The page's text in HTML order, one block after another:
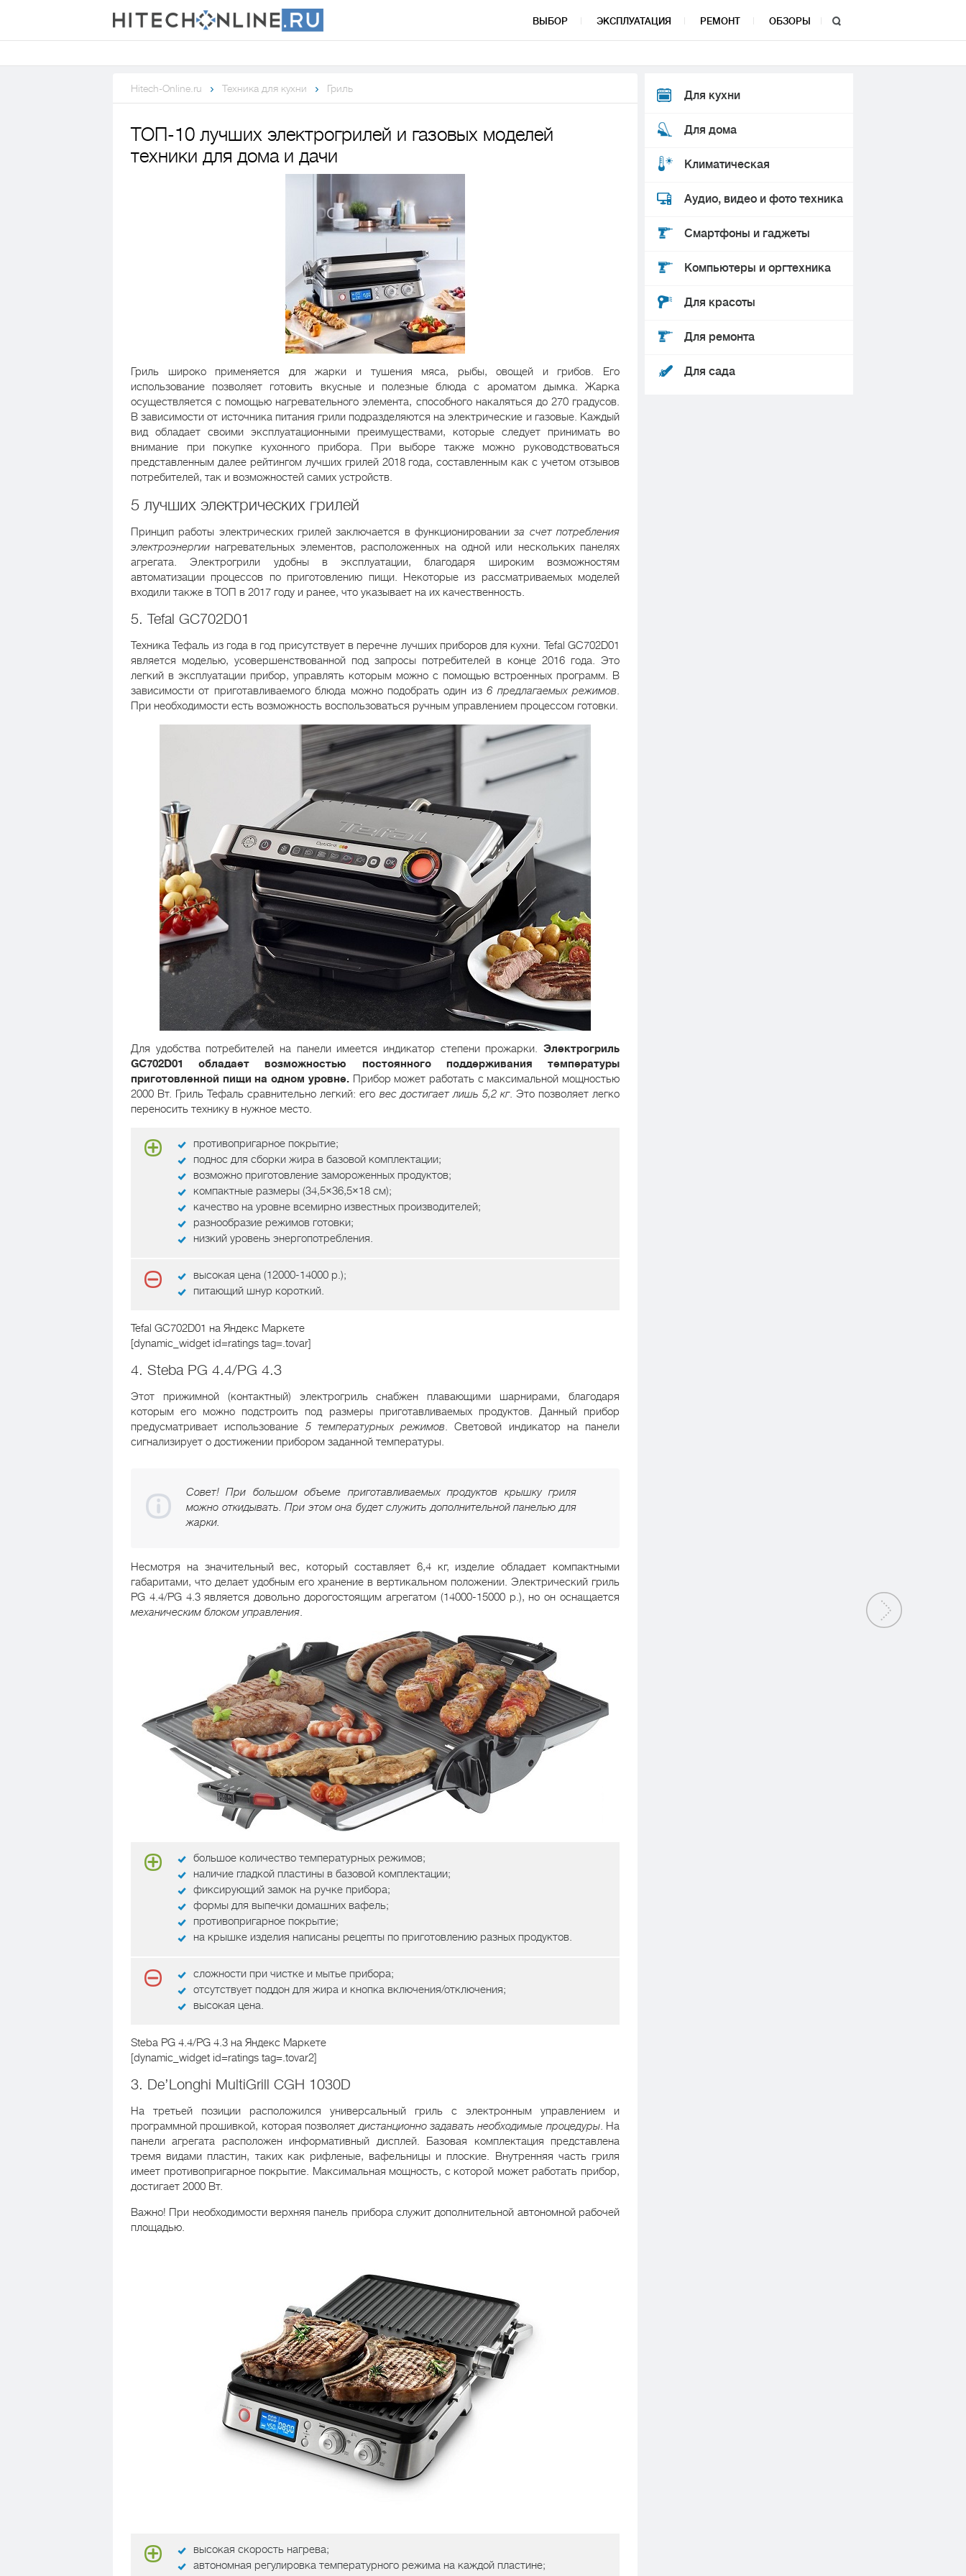
ВЫБОР ЭКСПЛУАТАЦИЯ РЕМОНТ ОБЗОРЫ
Hitech-Online.ru Техника для кухни Гриль
ТОП-10 лучших электрогрилей и газовых моделей
техники для дома и дачи
Гриль широко применяется для жарки и тушения мяса, рыбы, овощей и грибов. Его
использование позволяет готовить вкусные и полезные блюда с ароматом дымка. Жарка
осуществляется с помощью нагревательного элемента, способного накаляться до 270 градусов.
В зависимости от источника питания грили подразделяются на электрические и газовые. Каждый
вид обладает своими эксплуатационными преимуществами, которые следует принимать во
внимание при покупке кухонного прибора. При выборе также можно руководствоваться
представленным далее рейтингом лучших грилей 2018 года, составленным как с учетом отзывов
потребителей, так и возможностей самих устройств.
5 лучших электрических грилей
Принцип работы электрических грилей заключается в функционированииза счет потребления
электроэнергии нагревательных элементов, расположенных на одной или нескольких панелях
агрегата. Электрогрили удобны в эксплуатации, благодаря широким возможностям
автоматизации процессов по приготовлению пищи. Некоторые из рассматриваемых моделей
входили также в ТОП в 2017 году и ранее, что указывает на их качественность.
5. Tefal GC702D01
Техника Тефаль из года в год присутствует в перечне лучших приборов для кухни. Tefal GC702D01
является моделью, усовершенствованной под запросы потребителей в конце 2016 года. Это
легкий в эксплуатации прибор, управлять которым можно с помощью встроенных программ. В
зависимости от приготавливаемого блюда можно подобрать один из6 предлагаемых режимов
При необходимости есть возможность воспользоваться ручным управлением процессом готовки.
Для удобства потребителей на панели имеется индикатор степени прожарки. Электрогриль
GC702D01 обладает возможностью постоянного поддерживания температуры
приготовленной пищи на одном уровне.Прибор может работать с максимальной мощностью
2000 Вт. Гриль Тефаль сравнительно легкий: его вес достигает лишь 5,2 кг. Это позволяет легко
переносить технику в нужное место.
противопригарное покрытие;
поднос для сборки жира в базовой комплектации;
возможно приготовление замороженных продуктов;
компактные размеры (34,5×36,5×18 см);
качество на уровне всемирно известных производителей;
разнообразие режимов готовки;
низкий уровень энергопотребления.
высокая цена (12000-14000 р.);
питающий шнур короткий.
Tefal GC702D01 на Яндекс Маркете
[dynamic_widget id=ratings tag=.tovar]
4. Steba PG 4.4/PG 4.3
Этот прижимной (контактный) электрогриль снабжен плавающими шарнирами, благодаря
которым его можно подстроить под размеры приготавливаемых продуктов. Данный прибор
предусматривает использование 5 температурных режимов . Световой индикатор на панели
сигнализирует о достижении прибором заданной температуры.
Совет! При большом объеме приготавливаемых продуктов крышку гриля
можно откидывать. При этом она будет служить дополнительной панелью для
жарки.
Несмотря на значительный вес, который составляет 6,4 кг, изделие обладает компактными
габаритами, что делает удобным его хранение в вертикальном положении. Электрический гриль
PG 4.4/PG 4.3 является довольно дорогостоящим агрегатом (14000-15000 р.), но он оснащается
механическим блоком управления
большое количество температурных режимов;
наличие гладкой пластины в базовой комплектации;
фиксирующий замок на ручке прибора;
формы для выпечки домашних вафель;
противопригарное покрытие;
на крышке изделия написаны рецепты по приготовлению разных продуктов.
сложности при чистке и мытье прибора;
отсутствует поддон для жира и кнопка включения/отключения;
высокая цена.
Steba PG 4.4/PG 4.3 на Яндекс Маркете
[dynamic_widget id=ratings tag=.tovar2]
3. De’Longhi MultiGrill CGH 1030D
На третьей позиции расположился универсальный гриль с электронным управлением и
программной прошивкой, которая позволяет дистанционно задавать необходимые процедуры. На
панели агрегата расположен информативный дисплей. Базовая комплектация представлена
тремя видами пластин, таких как рифленые, вафельницы и плоские. Внутренняя часть гриля
имеет противопригарное покрытие. Максимальная мощность, с которой может работать прибор,
достигает 2000 Вт.
Важно! При необходимости верхняя панель прибора служит дополнительной автономной рабочей
площадью.
высокая скорость нагрева;
автономная регулировка температурного режима на каждой пластине;
Для кухни
Для дома
Климатическая
Аудио, видео и фото техника
Смартфоны и гаджеты
Компьютеры и оргтехника
Для красоты
Для ремонта
Для сада